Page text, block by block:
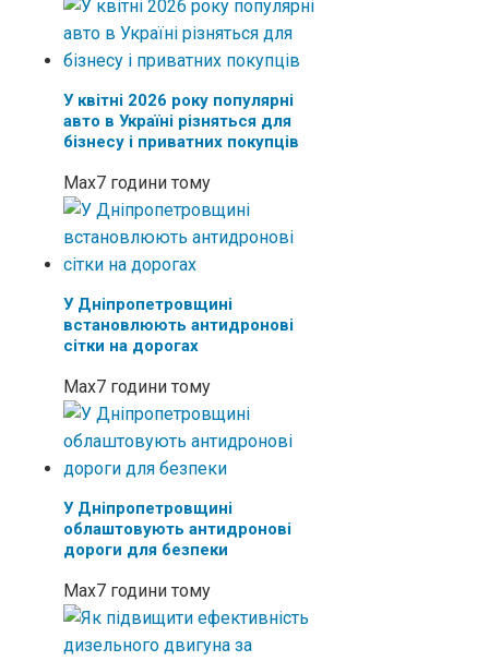
У квітні 2026 року популярні
авто в Україні різняться для
бізнесу і приватних покупців
Max7 години тому
У Дніпропетровщині
встановлюють антидронові
сітки на дорогах
Max7 години тому
У Дніпропетровщині
облаштовують антидронові
дороги для безпеки
Max7 години тому